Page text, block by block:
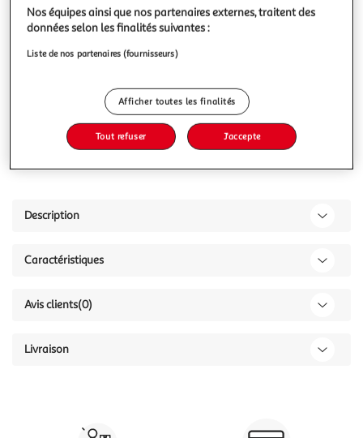
Livr. ou retrait dès 3/4 jours
A partir de 7,99€
39,99€
Ajouter au panier
Ajouter à une liste
Description
Caractéristiques
Avis clients(0)
Livraison
Nos équipes ainsi que nos partenaires externes, traitent des
données selon les finalités suivantes :
Liste de nos partenaires (fournisseurs)
Afficher toutes les finalités
Tout refuser J'accepte